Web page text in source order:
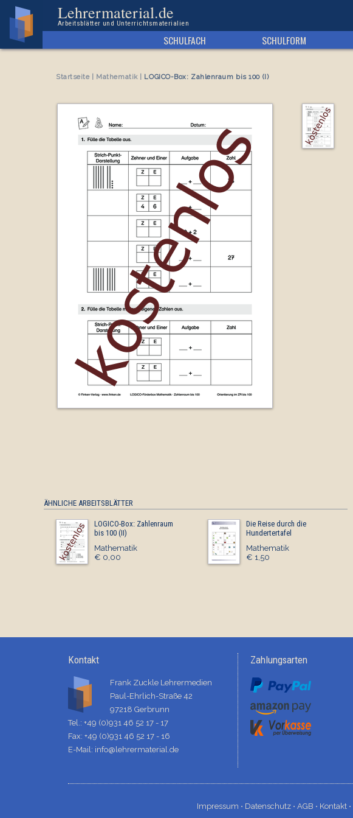
Lehrermaterial.de
Arbeitsblätter und Unterrichtsmaterialien
SCHULFACH SCHULFORM
Startseite| Mathematik| LOGICO-Box: Zahlenraum bis 100 (I)
ÄHNLICHE ARBEITSBLÄTTER
LOGICO-Box: Zahlenraum
bis 100 (II)
Mathematik
€ 0,00
Die Reise durch die
Hundertertafel
Mathematik
€ 1,50
Kontakt
Frank Zuckle Lehrermedien
Paul-Ehrlich-Straße 42
97218 Gerbrunn
Tel.: +49 (0)931 46 52 17 - 17
Fax: +49 (0)931 46 52 17 - 16
E-Mail: info@lehrermaterial.de
Zahlungsarten
Impressum ⋅ Datenschutz ⋅ AGB ⋅ Kontakt ⋅